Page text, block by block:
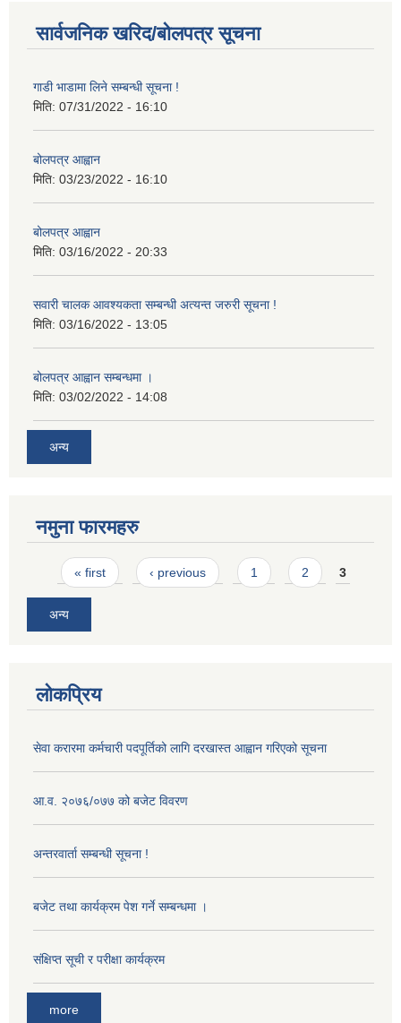
सार्वजनिक खरिद/बोलपत्र सूचना
गाडी भाडामा लिने सम्बन्धी सूचना !
मिति: 07/31/2022 - 16:10
बोलपत्र आह्वान
मिति: 03/23/2022 - 16:10
बोलपत्र आह्वान
मिति: 03/16/2022 - 20:33
सवारी चालक आवश्यकता सम्बन्धी अत्यन्त जरुरी सूचना !
मिति: 03/16/2022 - 13:05
बोलपत्र आह्वान सम्बन्धमा ।
मिति: 03/02/2022 - 14:08
अन्य
नमुना फारमहरु
Pages
« first ‹ previous 1 2 3
अन्य
लोकप्रिय
सेवा करारमा कर्मचारी पदपूर्तिको लागि दरखास्त आह्वान गरिएको सूचना
आ‍.व. २०७६/०७७ को बजेट विवरण
अन्तरवार्ता सम्बन्धी सूचना !
बजेट तथा कार्यक्रम पेश गर्ने सम्बन्धमा ।
संक्षिप्त सूची र परीक्षा कार्यक्रम
more